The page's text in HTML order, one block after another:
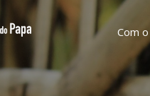
Com